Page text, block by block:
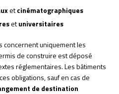
etcinématographiques
etuniversitaires
concernent uniquement les
de construire est déposé
réglementaires. Les bâtiments
obligations, sauf en cas de
de destination